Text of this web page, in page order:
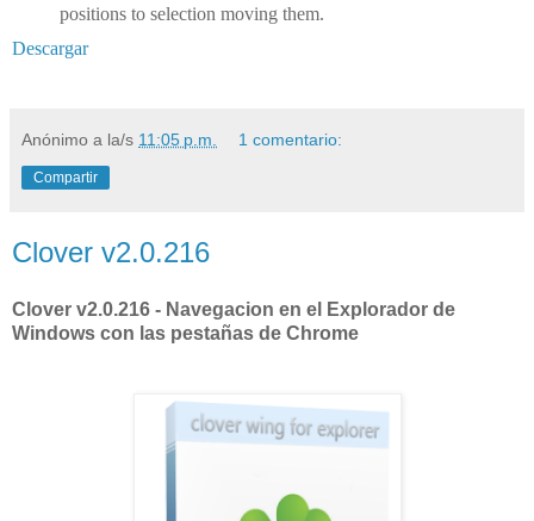
positions to selection moving them.
Descargar
Anónimo a la/s 11:05 p.m. 1 comentario:
Compartir
Clover v2.0.216
Clover v2.0.216 - Navegacion en el Explorador de
Windows con las pestañas de Chrome